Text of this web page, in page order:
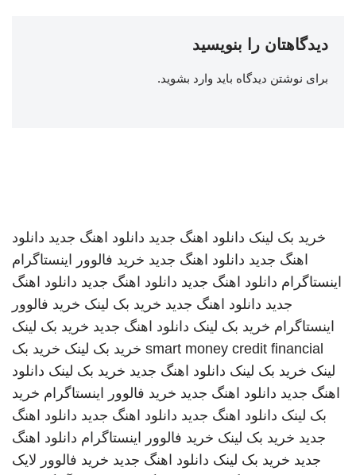
دیدگاهتان را بنویسید
برای نوشتن دیدگاه باید وارد بشوید.
خرید بک لینک دانلود اهنگ جدید دانلود اهنگ جدید دانلود
اهنگ جدید دانلود اهنگ جدید خرید فالوور اینستاگرام
اینستاگرام دانلود اهنگ جدید دانلود اهنگ جدید دانلود اهنگ
جدید دانلود اهنگ جدید خرید بک لینک خرید فالوور
اینستاگرام خرید بک لینک دانلود اهنگ جدید خرید بک لینک
smart money credit financial خرید بک لینک خرید بک
لینک خرید بک لینک دانلود اهنگ جدید خرید بک لینک دانلود
اهنگ جدید دانلود اهنگ جدید خرید فالوور اینستاگرام خرید
بک لینک دانلود اهنگ جدید دانلود اهنگ جدید دانلود اهنگ
جدید خرید بک لینک خرید فالوور اینستاگرام دانلود اهنگ
جدید خرید بک لینک دانلود اهنگ جدید خرید فالوور لایک